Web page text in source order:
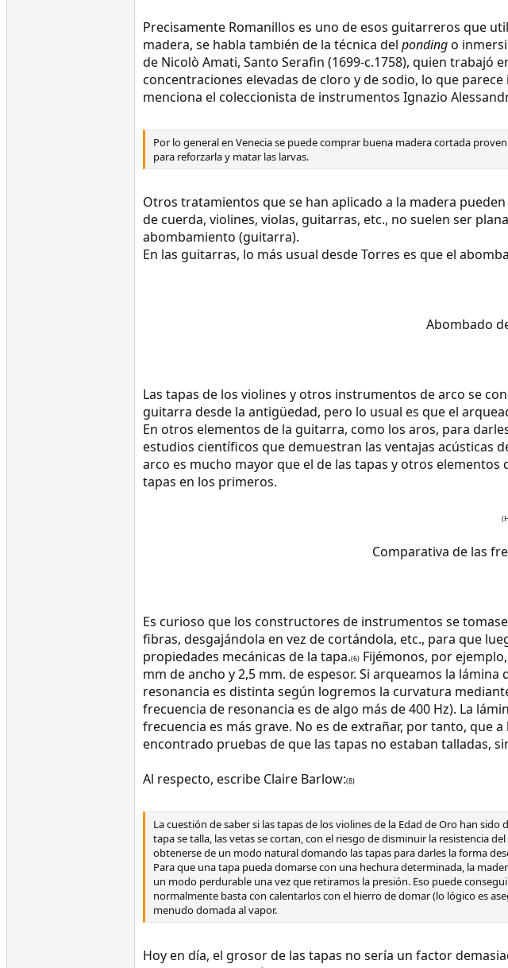
Precisamente Romanillos es uno de esos guitarreros que
madera, se habla también de la técnica del pondingo
de Nicolò Amati, Santo Serafin (1699-c.1758), quien trabajó
concentraciones elevadas de cloro y de sodio, lo que
menciona el coleccionista de instrumentos Ignazio
Por lo general en Venecia se puede comprar buena madera cortada
para reforzarla y matar las larvas.
Otros tratamientos que se han aplicado a la madera
de cuerda, violines, violas, guitarras, etc., no suelen ser
abombamiento (guitarra).
En las guitarras, lo más usual desde Torres es que el
Abombado
Las tapas de los violines y otros instrumentos de arco se
guitarra desde la antigüedad, pero lo usual es que el
En otros elementos de la guitarra, como los aros, para
estudios científicos que demuestran las ventajas acústicas
arco es mucho mayor que el de las tapas y otros
tapas en los primeros.
Comparativa de las
Es curioso que los constructores de instrumentos se
fibras, desgajándola en vez de cortándola, etc., para que
propiedades mecánicas de la tapa.(6) Fijémonos, por
mm de ancho y 2,5 mm. de espesor. Si arqueamos la
resonancia es distinta según logremos la curvatura
frecuencia de resonancia es de algo más de 400 Hz). La
frecuencia es más grave. No es de extrañar, por tanto, que
encontrado pruebas de que las tapas no estaban talladas,
Al respecto, escribe Claire Barlow:(8)
La cuestión de saber si las tapas de los violines de la Edad de Oro han
tapa se talla, las vetas se cortan, con el riesgo de disminuir la resistencia
obtenerse de un modo natural domando las tapas para darles la forma
Para que una tapa pueda domarse con una hechura determinada, la
un modo perdurable una vez que retiramos la presión. Eso puede
normalmente basta con calentarlos con el hierro de domar (lo lógico es
menudo domada al vapor.
Hoy en día, el grosor de las tapas no sería un factor